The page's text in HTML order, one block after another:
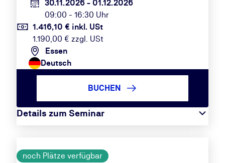
30.11.2026 - 01.12.2026
09:00 - 16:30 Uhr
1.416,10 € inkl. USt
1.190,00 € zzgl. USt
Essen
Deutsch
Details zum Seminar
BUCHEN
noch Plätze verfügbar